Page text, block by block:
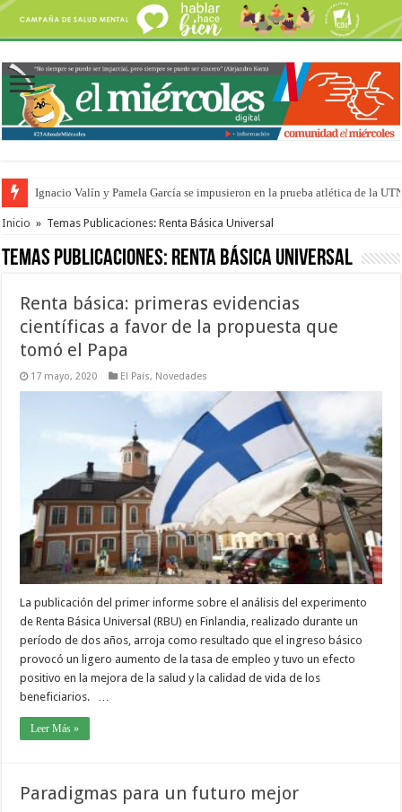
Ignacio Valín y Pamela García se impusieron en la prueba atlética de la
Traigo el litoral en mi canción: 100 años de Aníbal Sampayo
Inicio » Temas Publicaciones: Renta Básica Universal
Temas Publicaciones: Renta Básica Universal
Renta básica: primeras evidencias
científicas a favor de la propuesta que
tomó el Papa
17 mayo, 2020 El País, Novedades
La publicación del primer informe sobre el análisis del experimento
de Renta Básica Universal (RBU) en Finlandia, realizado durante un
período de dos años, arroja como resultado que el ingreso básico
provocó un ligero aumento de la tasa de empleo y tuvo un efecto
positivo en la mejora de la salud y la calidad de vida de los
beneficiarios. …
Leer Más »
Paradigmas para un futuro mejor